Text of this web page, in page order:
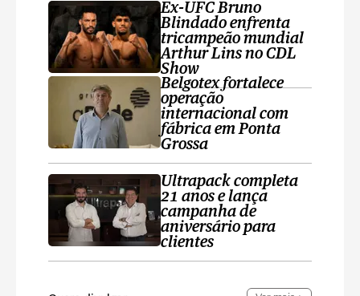
Ex-UFC Bruno
Blindado enfrenta
tricampeão mundial
Arthur Lins no CDL
Show
Belgotex fortalece
operação
internacional com
fábrica em Ponta
Grossa
Ultrapack completa
21 anos e lança
campanha de
aniversário para
clientes